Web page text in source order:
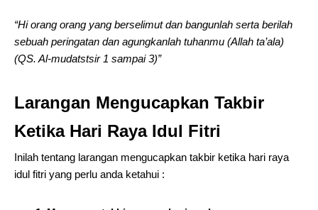
“Hi orang orang yang berselimut dan bangunlah serta berilah
sebuah peringatan dan agungkanlah tuhanmu (Allah ta’ala)
(QS. Al-mudatstsir 1 sampai 3)”
Larangan Mengucapkan Takbir
Ketika Hari Raya Idul Fitri
Inilah tentang larangan mengucapkan takbir ketika hari raya
idul fitri yang perlu anda ketahui :